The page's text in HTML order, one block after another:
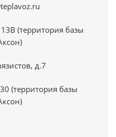
(территория базы
д.7
(территория базы